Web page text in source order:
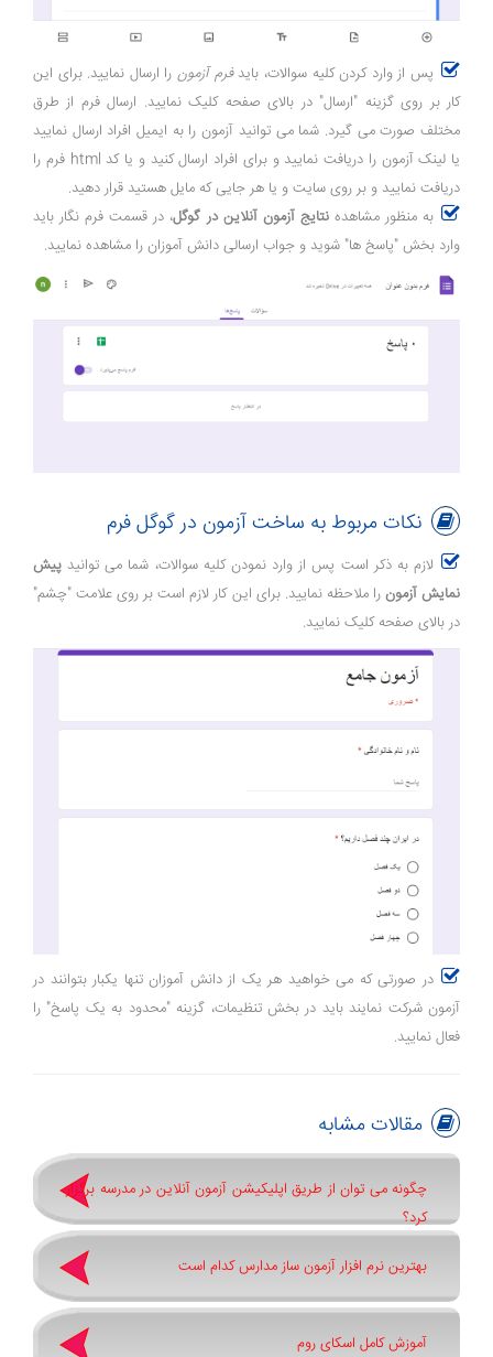
پس از وارد کردن کلیه سوالات، باید فرم آزمونرا ارسال نمایید. برای این
کار بر روی گزینه "ارسال" در بالای صفحه کلیک نمایید. ارسال فرم از طرق
مختلف صورت می گیرد. شما می توانید آزمون را به ایمیل افراد ارسال نمایید
یا لینک آزمون را دریافت نمایید و برای افراد ارسال کنید و یا کد html فرم را
دریافت نمایید و بر روی سایت و یا هر جایی که مایل هستید قرار دهید.
به منظور مشاهدهنتایج آزمون آنلاین در گوگل، در قسمت فرم نگار باید
وارد بخش "پاسخ ها" شوید و جواب ارسالی دانش آموزان را مشاهده نمایید.
نکات مربوط به ساخت آزمون در گوگل فرم
لازم به ذکر است پس از وارد نمودن کلیه سوالات، شما می توانید پیش
نمایش آزمون را ملاحظه نمایید. برای این کار لازم است بر روی علامت "چشم"
در بالای صفحه کلیک نمایید.
در صورتی که می خواهید هر یک از دانش آموزان تنها یکبار بتوانند در
آزمون شرکت نمایند باید در بخش تنظیمات، گزینه "محدود به یک پاسخ" را
فعال نمایید.
مقالات مشابه
چگونه می توان از طریق اپلیکیشن آزمون آنلاین در مدرسه برگزار
کرد؟
بهترین نرم افزار آزمون ساز مدارس کدام است
آموزش کامل اسکای روم